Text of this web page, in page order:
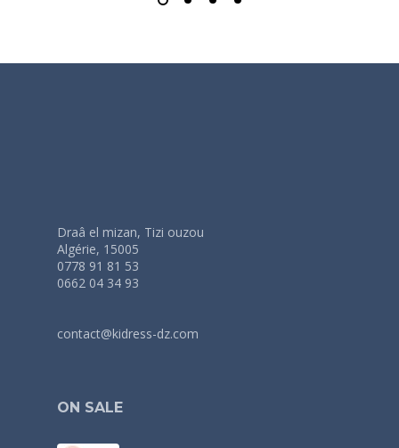
Draâ el mizan, Tizi ouzou
Algérie, 15005
0778 91 81 53
0662 04 34 93
contact@kidress-dz.com
ON SALE